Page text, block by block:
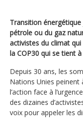
Transition
pétrole ou du gaz
activistes du climat
la COP30 qui se tient
Depuis 30 ans, les
Nations Unies peinent
l’action face à
des dizaines
voix pour appeler les